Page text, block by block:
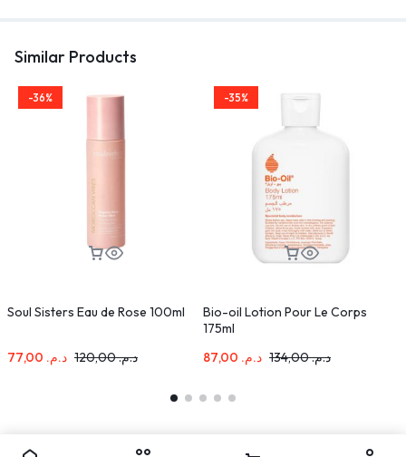
Similar Products
-36%
Soul Sisters Eau de Rose 100ml
د.م. د.م.120,00
-35%
Bio-oil Lotion Pour Le Corps
175ml
د.م.
د.م.134,00